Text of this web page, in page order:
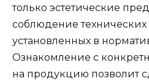
только эстетические
соблюдение технических
установленных в
Ознакомление с
на продукцию позволит